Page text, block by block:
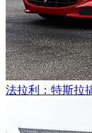
法拉利：特斯拉